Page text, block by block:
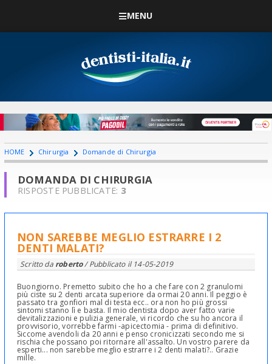
MENU
HOME Chirurgia Domande di Chirurgia
DOMANDA DI CHIRURGIA
RISPOSTE PUBBLICATE: 3
NON SAREBBE MEGLIO ESTRARRE I 2
DENTI MALATI?
Scritto da roberto/ Pubblicato il 14-05-2019
Buongiorno. Premetto subito che ho a che fare con 2 granulomi
più ciste su 2 denti arcata superiore da ormai 20 anni. Il peggio è
passato tra gonfiori mal di testa ecc.. ora non ho più grossi
sintomi stanno lì e basta. Il mio dentista dopo aver fatto varie
devitalizzazioni e pulizia generale, vi ricordo che su ho ancora il
provvisorio, vorrebbe farmi -apicectomia - prima di definitivo.
Siccome avendoli da 20 anni e penso cronicizzati secondo me si
rischia che possano poi ritornare all'assalto. Un vostro parere da
esperti... non sarebbe meglio estrarre i 2 denti malati?.. Grazie
mille.